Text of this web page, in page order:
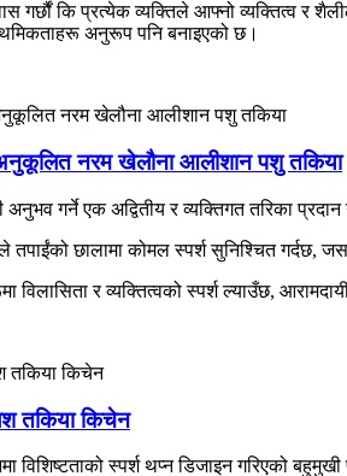
गर्छौं कि प्रत्येक व्यक्तिले आफ्नो व्यक्तित्व र
अनुरूप पनि बनाइएको छ।
नरम खेलौना आलीशान पशु तकिया
अनुभव गर्ने एक अद्वितीय र व्यक्तिगत तरिका
छालामा कोमल स्पर्श सुनिश्चित गर्दछ,
र व्यक्तित्वको स्पर्श ल्याउँछ,
तकिया किचेन
विशिष्टताको स्पर्श थप्न डिजाइन गरिएको